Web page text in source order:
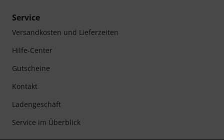
Service
Versandkosten und Lieferzeiten
Hilfe-Center
Gutscheine
Kontakt
Ladengeschäft
Service im Überblick